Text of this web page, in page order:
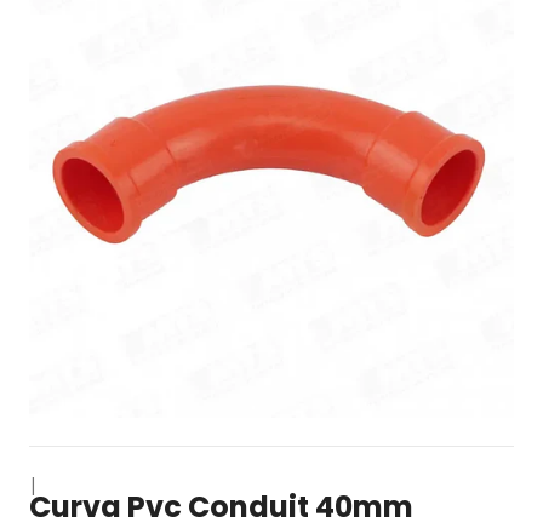
|
Curva Pvc Conduit 40mm